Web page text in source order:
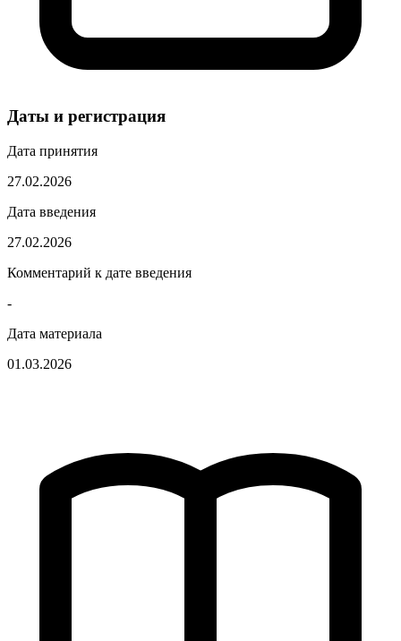
Даты и регистрация
Дата принятия
27.02.2026
Дата введения
27.02.2026
Комментарий к дате введения
-
Дата материала
01.03.2026